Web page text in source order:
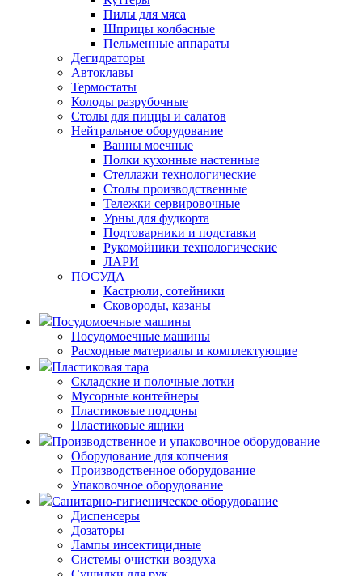
Пилы для мяса
Шприцы колбасные
Пельменные аппараты
Дегидраторы
Автоклавы
Термостаты
Колоды разрубочные
Столы для пиццы и салатов
Нейтральное оборудование
Ванны моечные
Полки кухонные настенные
Стеллажи технологические
Столы производственные
Тележки сервировочные
Урны для фудкорта
Подтоварники и подставки
Рукомойники технологические
ЛАРИ
ПОСУДА
Кастрюли, сотейники
Сковороды, казаны
Посудомоечные машины
Посудомоечные машины
Расходные материалы и комплектующие
Пластиковая тара
Складские и полочные лотки
Мусорные контейнеры
Пластиковые поддоны
Пластиковые ящики
Производственное и упаковочное оборудование
Оборудование для копчения
Производственное оборудование
Упаковочное оборудование
Санитарно-гигиеническое оборудование
Диспенсеры
Дозаторы
Лампы инсектицидные
Системы очистки воздуха